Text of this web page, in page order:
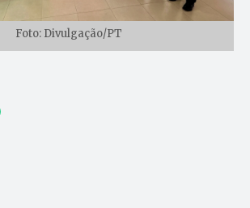
Foto: Divulgação/PT